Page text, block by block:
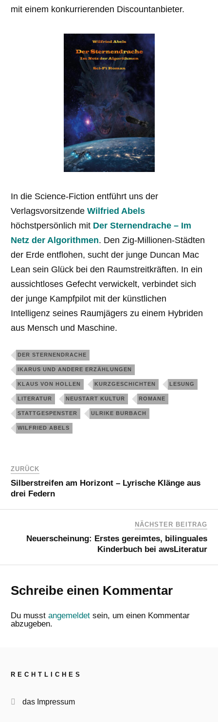
mit einem konkurrierenden Discountanbieter.
In die Science-Fiction entführt uns der
VerlagsvorsitzendeWilfried Abels
höchstpersönlich mit Der Sternendrache – Im
Netz der Algorithmen. Den Zig-Millionen-Städten
der Erde entflohen, sucht der junge Duncan Mac
Lean sein Glück bei den Raumstreitkräften. In ein
aussichtloses Gefecht verwickelt, verbindet sich
der junge Kampfpilot mit der künstlichen
Intelligenz seines Raumjägers zu einem Hybriden
aus Mensch und Maschine.
DER STERNENDRACHE
IKARUS UND ANDERE ERZÄHLUNGEN
KLAUS VON HOLLEN KURZGESCHICHTEN LESUNG
LITERATUR NEUSTART KULTUR ROMANE
STATTGESPENSTER ULRIKE BURBACH
WILFRIED ABELS
ZURÜCK
Silberstreifen am Horizont – Lyrische Klänge aus
drei Federn
NÄCHSTER BEITRAG
Neuerscheinung: Erstes gereimtes, bilinguales
Kinderbuch bei awsLiteratur
Schreibe einen Kommentar
Du musstangemeldet sein, um einen Kommentar
abzugeben.
RECHTLICHES
das Impressum